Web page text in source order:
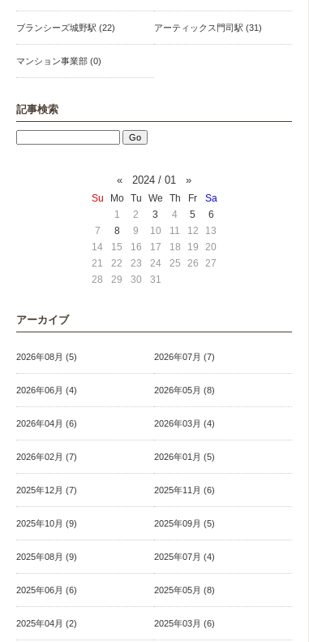
ブランシーズ城野駅 (22) アーティックス門司駅 (31)
マンション事業部 (0)
記事検索
« 2024 / 01 »
Su Mo Tu We Th Fr
Sa
1
2 3 4 5
6
7
8 9 10 11 12
13
14
15 16 17 18 19
20
21
22 23 24 25 26
27
28
29 30 31
アーカイブ
2026年08月 (5) 2026年07月 (7)
2026年06月 (4) 2026年05月 (8)
2026年04月 (6) 2026年03月 (4)
2026年02月 (7) 2026年01月 (5)
2025年12月 (7) 2025年11月 (6)
2025年10月 (9) 2025年09月 (5)
2025年08月 (9) 2025年07月 (4)
2025年06月 (6) 2025年05月 (8)
2025年04月 (2) 2025年03月 (6)